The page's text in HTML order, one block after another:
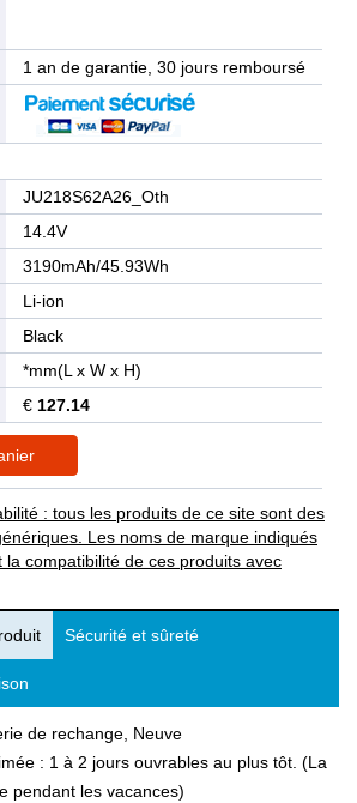
1 an de garantie, 30 jours remboursé
JU218S62A26_Oth
14.4V
3190mAh/45.93Wh
Li-ion
Black
*mm(L x W x H)
€ 127.14
: tous les produits de ce site sont des
Les noms de marque indiqués
la compatibilité de ces produits avec
Sécurité et sûreté
de rechange, Neuve
: 1 à 2 jours ouvrables au plus tôt. (La
pendant les vacances)